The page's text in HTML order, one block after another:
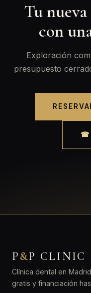
Tu
con
Exploración
presupuesto
☎
P&P CLINIC
Clínica dental en
gratis y financiación